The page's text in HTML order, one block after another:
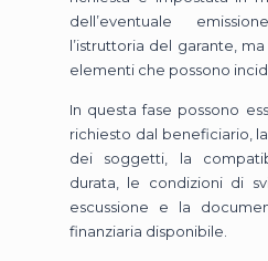
dell’eventuale
l’istruttoria del garante,
elementi che possono
In questa fase possono
richiesto dal beneficiario,
dei soggetti, la
durata, le condizioni di
escussione e la
finanziaria disponibile.